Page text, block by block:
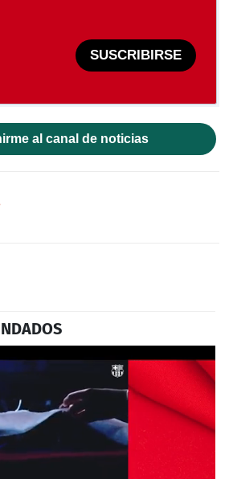
SUSCRIBIRSE
al canal de noticias